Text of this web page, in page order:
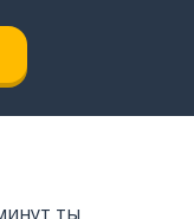
ты